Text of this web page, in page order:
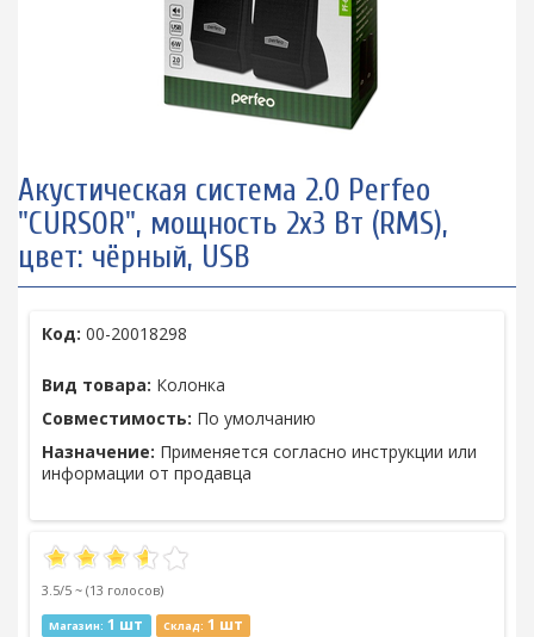
Акустическая система 2.0 Perfeo
"CURSOR", мощность 2х3 Вт (RMS),
цвет: чёрный, USB
Код: 00-20018298
Вид товара: Колонка
Совместимость: По умолчанию
Назначение: Применяется согласно инструкции или
информации от продавца
3.5/5 ~ (13 голосов)
Магазин: 1 шт Склад: 1 шт